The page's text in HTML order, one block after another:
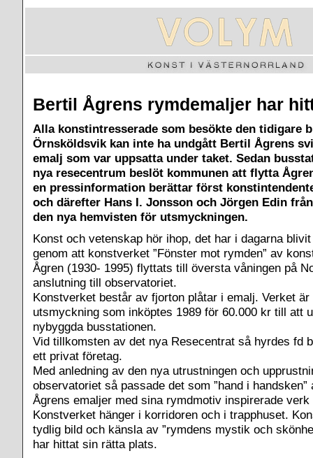
Bertil Ågrens rymdemaljer har
Alla konstintresserade som besökte den tidigare
Örnsköldsvik kan inte ha undgått Bertil Ågrens
emalj som var uppsatta under taket. Sedan
nya resecentrum beslöt kommunen att flytta
en pressinformation berättar först
och därefter Hans I. Jonsson och Jörgen Edin
den nya hemvisten för utsmyckningen.
Konst och vetenskap hör ihop, det har i dagarna
genom att konstverket ”Fönster mot rymden” av
Ågren (1930- 1995) flyttats till översta våningen på
anslutning till observatoriet.
Konstverket består av fjorton plåtar i emalj. Verket är
utsmyckning som inköptes 1989 för 60.000 kr till att
nybyggda busstationen.
Vid tillkomsten av det nya Resecentrat så hyrdes fd
ett privat företag.
Med anledning av den nya utrustningen och
observatoriet så passade det som ”hand i
Ågrens emaljer med sina rymdmotiv inspirerade
Konstverket hänger i korridoren och i trapphuset.
tydlig bild och känsla av ”rymdens mystik och
har hittat sin rätta plats.